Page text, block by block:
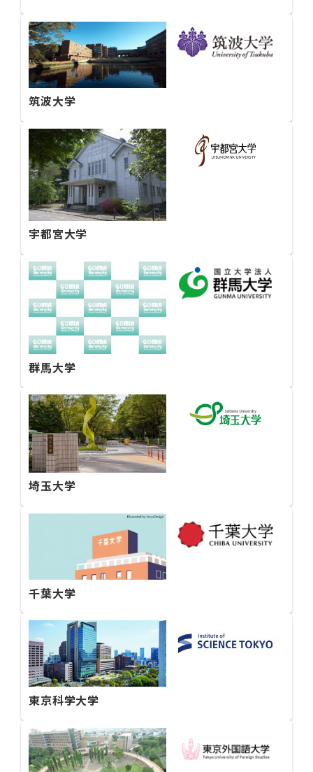
筑波大学
宇都宮大学
群馬大学
埼玉大学
千葉大学
東京科学大学